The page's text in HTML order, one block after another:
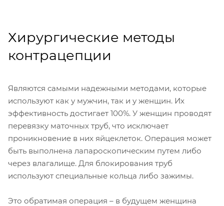
Хирургические методы
контрацепции
Являются самыми надежными методами, которые
используют как у мужчин, так и у женщин. Их
эффективность достигает 100%. У женщин проводят
перевязку маточных труб, что исключает
проникновение в них яйцеклеток. Операция может
быть выполнена лапароскопическим путем либо
через влагалище. Для блокирования труб
используют специальные кольца либо зажимы.
Это обратимая операция – в будущем женщина